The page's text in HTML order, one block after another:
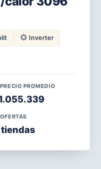
Inverter
PRECIO PROMEDIO
OFERTAS